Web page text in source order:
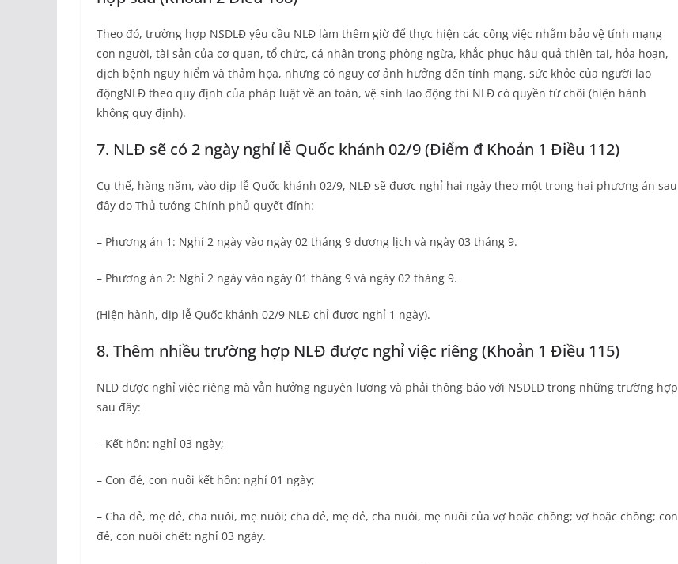
Theo đó, trường hợp NSDLĐ yêu cầu NLĐ làm thêm giờ để thực hiện các công việc nhằm bảo vệ tính mạng
con người, tài sản của cơ quan, tổ chức, cá nhân trong phòng ngừa, khắc phục hậu quả thiên tai, hỏa hoạn,
dịch bệnh nguy hiểm và thảm họa, nhưng có nguy cơ ảnh hưởng đến tính mạng, sức khỏe của người lao
độngNLĐ theo quy định của pháp luật về an toàn, vệ sinh lao động thì NLĐ có quyền từ chối (hiện hành
không quy định).
7. NLĐ sẽ có 2 ngày nghỉ lễ Quốc khánh 02/9 (Điểm đ Khoản 1 Điều 112)
Cụ thể, hàng năm, vào dịp lễ Quốc khánh 02/9, NLĐ sẽ được nghỉ hai ngày theo một trong hai phương án sau
đây do Thủ tướng Chính phủ quyết đính:
– Phương án 1: Nghỉ 2 ngày vào ngày 02 tháng 9 dương lịch và ngày 03 tháng 9.
– Phương án 2: Nghỉ 2 ngày vào ngày 01 tháng 9 và ngày 02 tháng 9.
(Hiện hành, dịp lễ Quốc khánh 02/9 NLĐ chỉ được nghỉ 1 ngày).
8. Thêm nhiều trường hợp NLĐ được nghỉ việc riêng (Khoản 1 Điều 115)
NLĐ được nghỉ việc riêng mà vẫn hưởng nguyên lương và phải thông báo với NSDLĐ trong những trường hợp
sau đây:
– Kết hôn: nghỉ 03 ngày;
– Con đẻ, con nuôi kết hôn: nghỉ 01 ngày;
– Cha đẻ, mẹ đẻ, cha nuôi, mẹ nuôi; cha đẻ, mẹ đẻ, cha nuôi, mẹ nuôi của vợ hoặc chồng; vợ hoặc chồng; con
đẻ, con nuôi chết: nghỉ 03 ngày.